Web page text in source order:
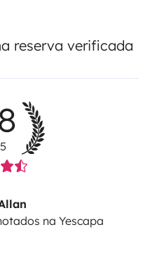
reserva verificada
na Yescapa